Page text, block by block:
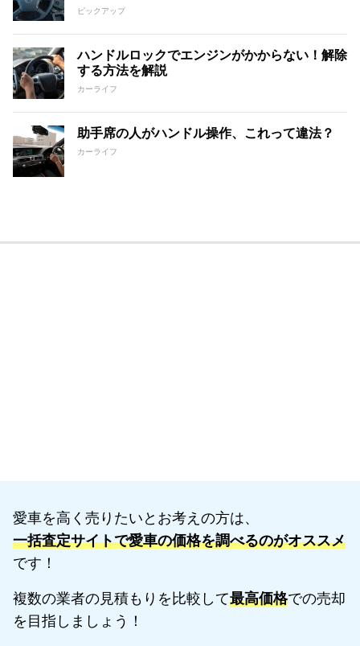
ピックアップ
ハンドルロックでエンジンがかからない！解除
する方法を解説
カーライフ
助手席の人がハンドル操作、これって違法？
カーライフ
愛車を高く売りたいとお考えの方は、
一括査定サイトで愛車の価格を調べるのがオススメ
です！
複数の業者の見積もりを比較して最高価格での売却
を目指しましょう！